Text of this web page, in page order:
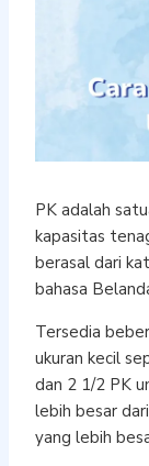
PK adalah
kapasitas
berasal dari
bahasa
Tersedia
ukuran kecil
dan 2 1/2 PK
lebih besar
yang lebih